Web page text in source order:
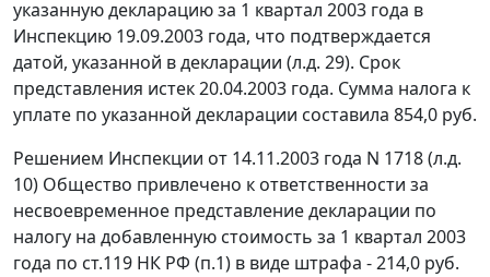
указанную декларацию за 1 квартал 2003 года в
Инспекцию 19.09.2003 года, что подтверждается
датой, указанной в декларации (л.д. 29). Срок
представления истек 20.04.2003 года. Сумма налога к
уплате по указанной декларации составила 854,0 руб.
Решением Инспекции от 14.11.2003 года N 1718 (л.д.
10) Общество привлечено к ответственности за
несвоевременное представление декларации по
налогу на добавленную стоимость за 1 квартал 2003
года по ст.119 НК РФ (п.1) в виде штрафа - 214,0 руб.